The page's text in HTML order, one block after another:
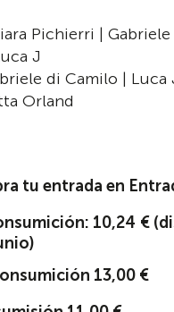
Pichierri |
J
di Camilo | Luca
Orland
tu entrada en
10,24 €
13,00 €